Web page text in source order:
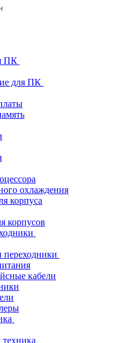
ПК
для ПК
охлаждения
корпуса
корпусов
переходники
кабели